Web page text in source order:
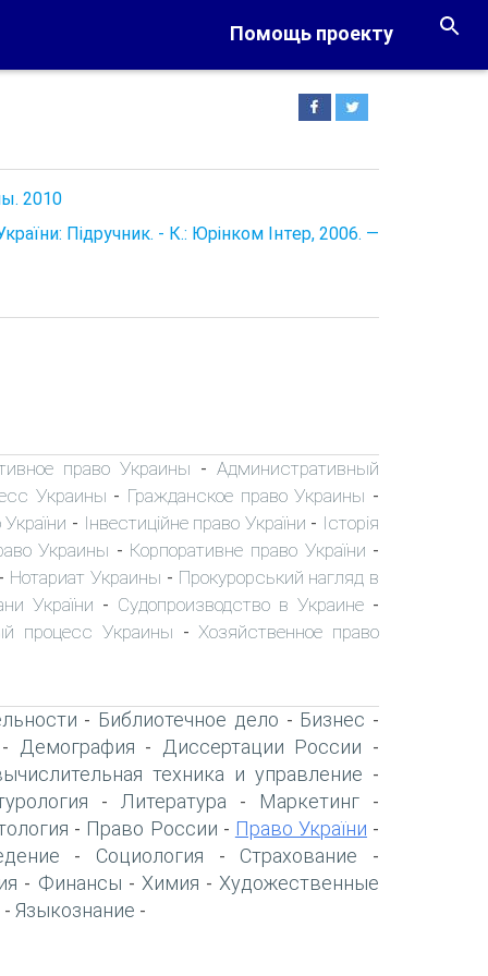
Помощь проекту
2010
Підручник. - К.: Юрінком Інтер, 2006. —
право Украины - Административный
Украины - Гражданское право Украины -
- Інвестиційне право України - Історія
Украины - Корпоративне право України -
- Нотариат Украины - Прокурорський нагляд в
України - Судопроизводство в Украине -
процесс Украины -Хозяйственное право
- Библиотечное дело - Бизнес -
- Демография - Диссертации России -
техника и управление -
- Литература - Маркетинг-
- Право России - Право України -
- Социология - Страхование -
- Финансы - Химия -Художественные
- Языкознание -